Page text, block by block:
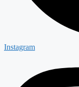
Instagram